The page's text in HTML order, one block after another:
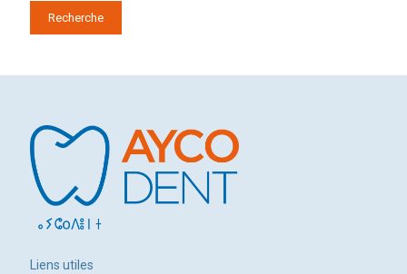
Recherche
Liens utiles